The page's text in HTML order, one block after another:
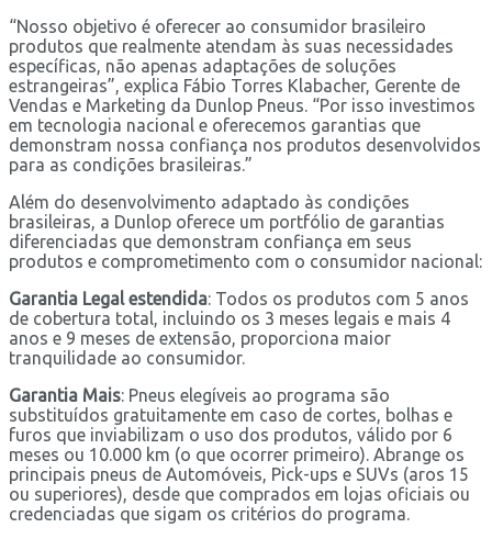
“Nosso objetivo é oferecer ao consumidor brasileiro
produtos que realmente atendam às suas necessidades
específicas, não apenas adaptações de soluções
estrangeiras”, explica Fábio Torres Klabacher, Gerente de
Vendas e Marketing da Dunlop Pneus. “Por isso investimos
em tecnologia nacional e oferecemos garantias que
demonstram nossa confiança nos produtos desenvolvidos
para as condições brasileiras.”
Além do desenvolvimento adaptado às condições
brasileiras, a Dunlop oferece um portfólio de garantias
diferenciadas que demonstram confiança em seus
produtos e comprometimento com o consumidor nacional:
Garantia Legal estendida: Todos os produtos com 5 anos
de cobertura total, incluindo os 3 meses legais e mais 4
anos e 9 meses de extensão, proporciona maior
tranquilidade ao consumidor.
Garantia Mais: Pneus elegíveis ao programa são
substituídos gratuitamente em caso de cortes, bolhas e
furos que inviabilizam o uso dos produtos, válido por 6
meses ou 10.000 km (o que ocorrer primeiro). Abrange os
principais pneus de Automóveis, Pick-ups e SUVs (aros 15
ou superiores), desde que comprados em lojas oficiais ou
credenciadas que sigam os critérios do programa.